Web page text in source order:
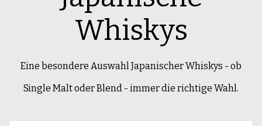
Whiskys
Eine besondere Auswahl Japanischer Whiskys - ob
Single Malt oder Blend - immer die richtige Wahl.